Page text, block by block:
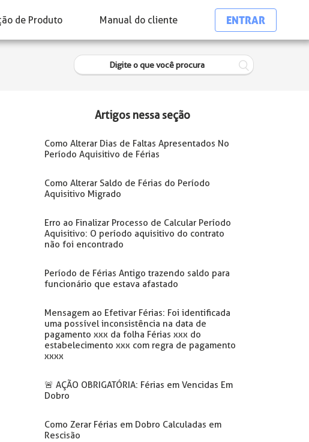
de Produto Manual do cliente ENTRAR
Artigos nessa seção
Como Alterar Dias de Faltas Apresentados No
Período Aquisitivo de Férias
Como Alterar Saldo de Férias do Período
Aquisitivo Migrado
Erro ao Finalizar Processo de Calcular Período
Aquisitivo: O período aquisitivo do contrato
não foi encontrado
Período de Férias Antigo trazendo saldo para
funcionário que estava afastado
Mensagem ao Efetivar Férias: Foi identificada
uma possível inconsistência na data de
pagamento xxx da folha Férias xxx do
estabelecimento xxx com regra de pagamento
xxxx
🚨️ AÇÃO OBRIGATÓRIA: Férias em Vencidas Em
Dobro
Como Zerar Férias em Dobro Calculadas em
Rescisão